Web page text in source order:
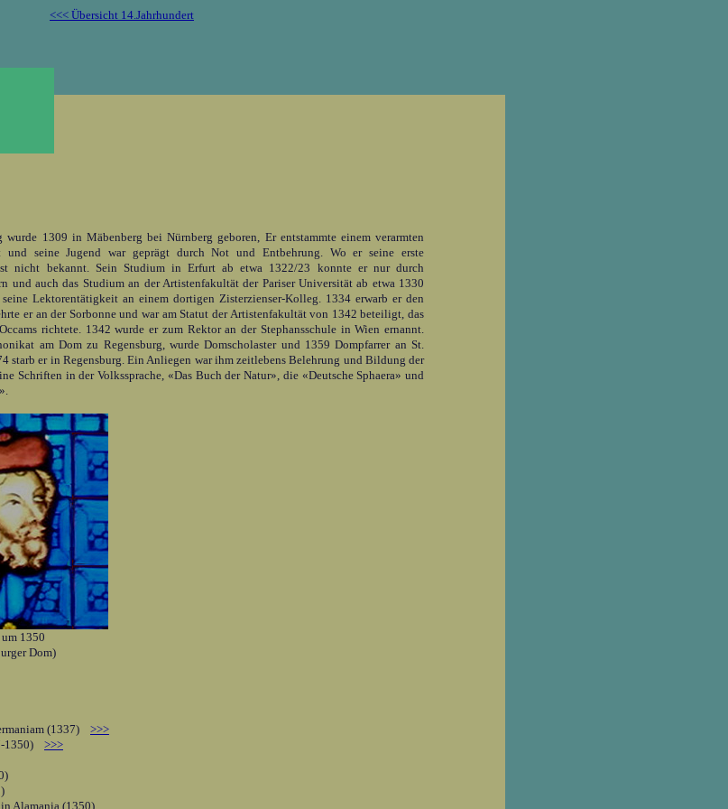
<<< Übersicht 14.Jahrhundert
wurde 1309 in Mäbenberg bei Nürnberg geboren, Er entstammte einem verarmten
und seine Jugend war geprägt durch Not und Entbehrung. Wo er seine erste
nicht bekannt. Sein Studium in Erfurt ab etwa 1322/23 konnte er nur durch
und auch das Studium an der Artistenfakultät der Pariser Universität ab etwa 1330
Lektorentätigkeit an einem dortigen Zisterzienser-Kolleg. 1334 erwarb er den
er an der Sorbonne und war am Statut der Artistenfakultät von 1342 beteiligt, das
richtete. 1342 wurde er zum Rektor an der Stephansschule in Wien ernannt.
am Dom zu Regensburg, wurde Domscholaster und 1359 Dompfarrer an St.
starb er in Regensburg. Ein Anliegen war ihm zeitlebens Belehrung und Bildung der
Schriften in der Volkssprache, «Das Buch der Natur», die «Deutsche Sphaera» und
1350
Dom)
(1337) >>>
1350) >>>
Alamania (1350)